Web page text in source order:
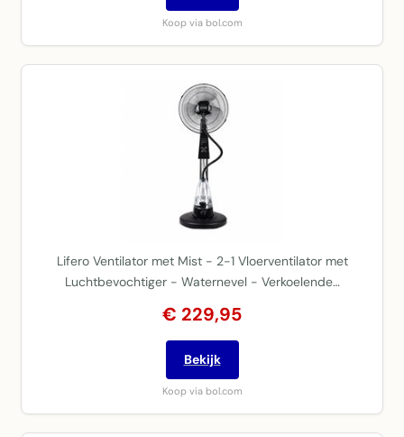
Koop via bol.com
Lifero Ventilator met Mist - 2-1 Vloerventilator met
Luchtbevochtiger - Waternevel - Verkoelende…
€ 229,95
Bekijk
Koop via bol.com